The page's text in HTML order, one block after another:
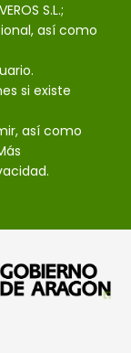
S.L.;
así como
si existe
así como